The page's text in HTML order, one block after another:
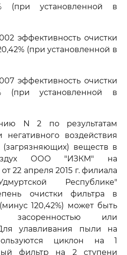
(при установленной в
эффективность очистки
(при установленной в
эффективность очистки
(при установленной в
N 2 по результатам
негативного воздействия
веществ в
ООО "ИЗКМ" на
22 апреля 2015 г. филиала
Республике"
очистки фильтра в
120,42%) может быть
засоренностью или
улавливания пыли на
циклон на 1
фильтр на 2 ступени